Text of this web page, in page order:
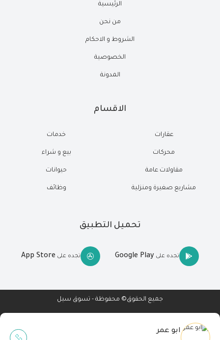
ابو عمر
الرئيسية
من نحن
الشروط و الاحكام
الخصوصية
المدونة
الاقسام
عقارات
محركات
مقاولات عامة
مشاريع صغيرة ومنزلية
خدمات
بيع و شراء
حيوانات
وظائف
تحميل التطبيق
تجده على Google Play تجده على App Store
جميع الحقوق© محفوظة - تسوق سيل